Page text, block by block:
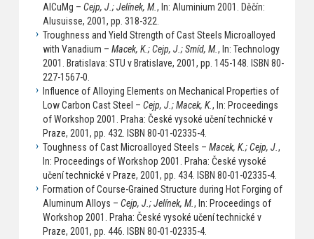
AlCuMg – Cejp, J.; Jelínek, M., In: Aluminium 2001. Děčín:
Alusuisse, 2001, pp. 318-322.
Troughness and Yield Strength of Cast Steels Microalloyed
with Vanadium – Macek, K.; Cejp, J.; Smíd, M., In: Technology
2001. Bratislava: STU v Bratislave, 2001, pp. 145-148. ISBN 80-
227-1567-0.
Influence of Alloying Elements on Mechanical Properties of
Low Carbon Cast Steel – Cejp, J.; Macek, K., In: Proceedings
of Workshop 2001. Praha: České vysoké učení technické v
Praze, 2001, pp. 432. ISBN 80-01-02335-4.
Toughness of Cast Microalloyed Steels – Macek, K.; Cejp, J.,
In: Proceedings of Workshop 2001. Praha: České vysoké
učení technické v Praze, 2001, pp. 434. ISBN 80-01-02335-4.
Formation of Course-Grained Structure during Hot Forging of
Aluminum Alloys – Cejp, J.; Jelínek, M., In: Proceedings of
Workshop 2001. Praha: České vysoké učení technické v
Praze, 2001, pp. 446. ISBN 80-01-02335-4.